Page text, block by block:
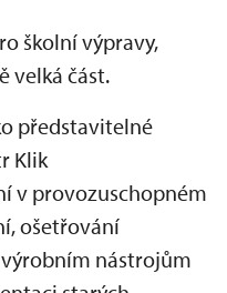
školní výpravy,
velká část.
představitelné
Klik
v provozuschopném
ošetřování
nástrojům